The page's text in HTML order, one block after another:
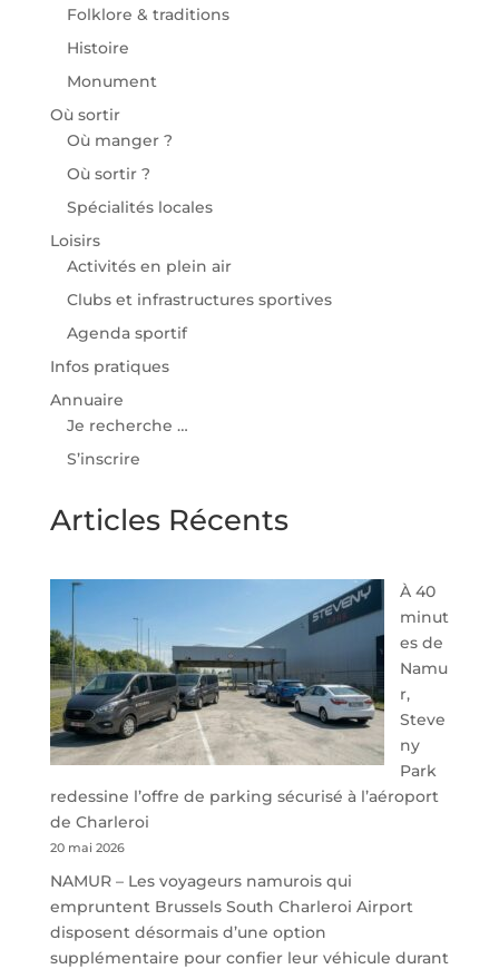
Folklore & traditions
Histoire
Monument
Où sortir
Où manger ?
Où sortir ?
Spécialités locales
Loisirs
Activités en plein air
Clubs et infrastructures sportives
Agenda sportif
Infos pratiques
Annuaire
Je recherche …
S’inscrire
Articles Récents
À 40
minut
es de
Namu
r,
Steve
ny
Park
redessine l’offre de parking sécurisé à l’aéroport
de Charleroi
20 mai 2026
NAMUR – Les voyageurs namurois qui
empruntent Brussels South Charleroi Airport
disposent désormais d’une option
supplémentaire pour confier leur véhicule durant